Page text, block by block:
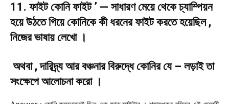
11. ফাইট কোনি ফাইট ’ — সাধারণ মেয়ে থেকে চ্যাম্পিয়ন
হয়ে উঠতে গিয়ে কোনিকে কী ধরনের ফাইট করতে হয়েছিল ,
নিজের ভাষায় লেখো ।
অথবা , দারিদ্র্য আর বঞ্চনার বিরুদ্ধে কোনির যে – লড়াই তা
সংক্ষেপে আলোচনা করো ।